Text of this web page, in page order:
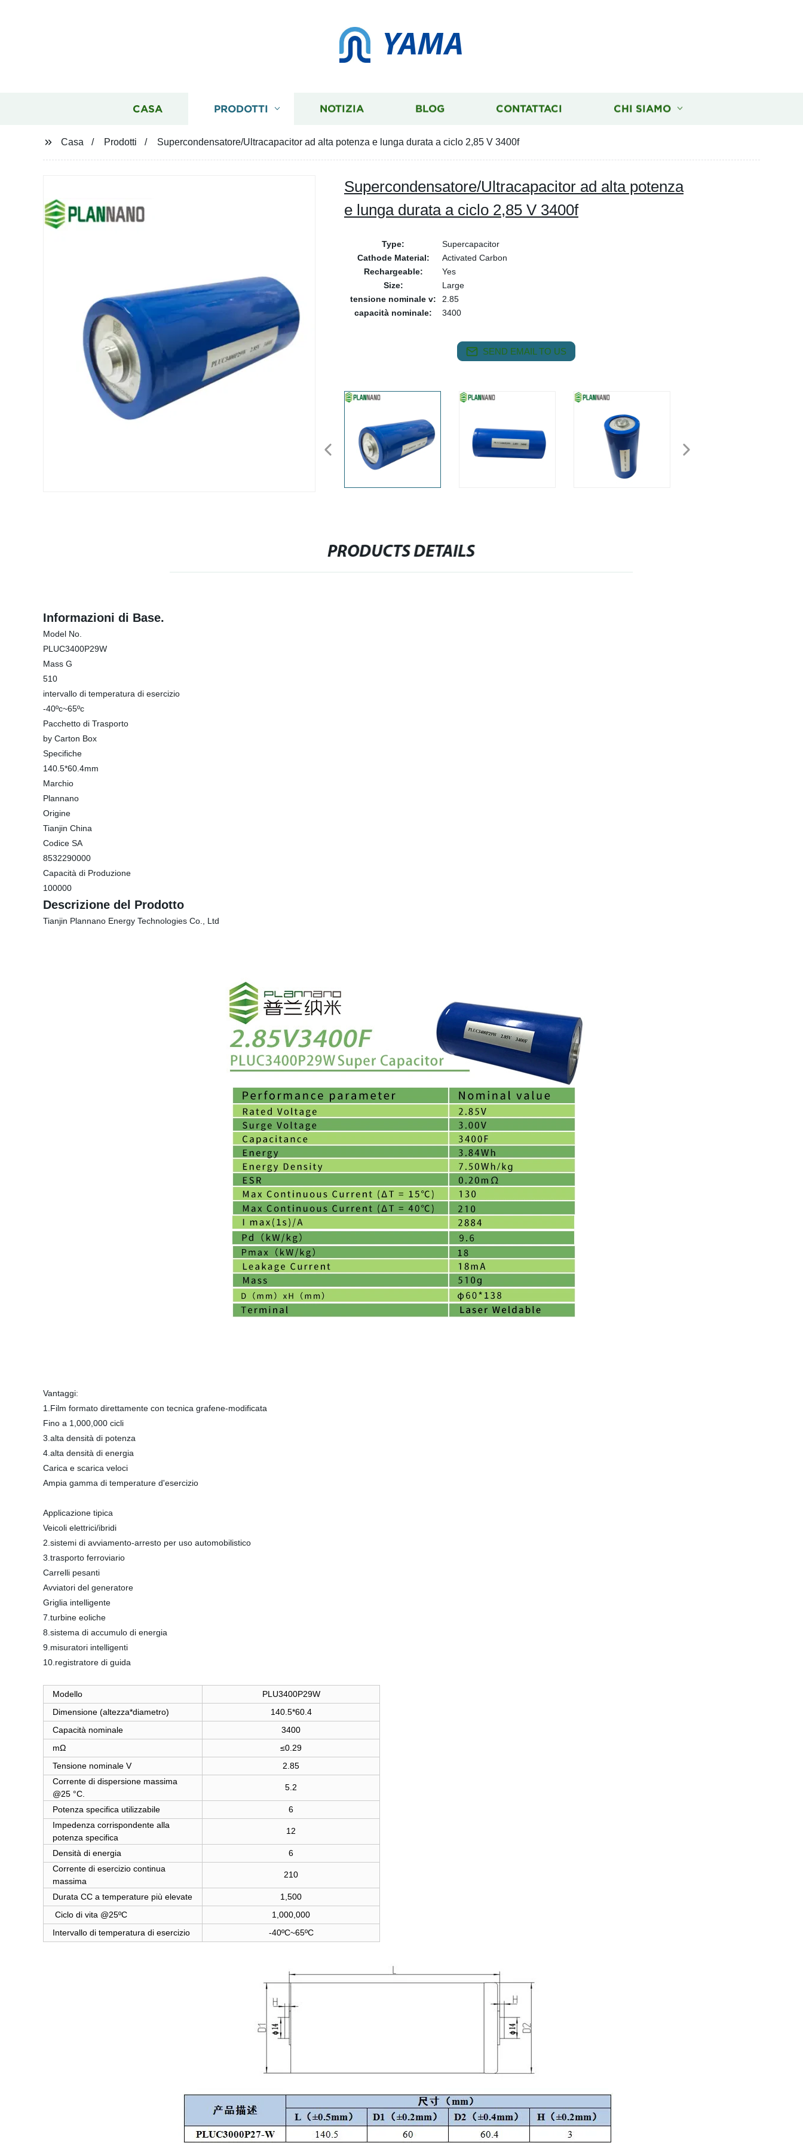
YAMA
CASA PRODOTTI NOTIZIA BLOG CONTATTACI CHI SIAMO
Casa Prodotti Supercondensatore/Ultracapacitor ad alta potenza e lunga durata a ciclo 2,85 V 3400f
Supercondensatore/Ultracapacitor ad alta potenza
e lunga durata a ciclo 2,85 V 3400f
Type:
Supercapacitor
Cathode Material:
Activated Carbon
Rechargeable:
Yes
Size:
Large
tensione nominale v:
2.85
capacità nominale:
3400
SEND EMAIL TO US
PRODUCTS DETAILS
Informazioni di Base.
Model No.
PLUC3400P29W
Mass G
510
intervallo di temperatura di esercizio
-40ºc~65ºc
Pacchetto di Trasporto
by Carton Box
Specifiche
140.5*60.4mm
Marchio
Plannano
Origine
Tianjin China
Codice SA
8532290000
Capacità di Produzione
100000
Descrizione del Prodotto
Tianjin Plannano Energy Technologies Co., Ltd
Vantaggi:
1.Film formato direttamente con tecnica grafene-modificata
Fino a 1,000,000 cicli
3.alta densità di potenza
4.alta densità di energia
Carica e scarica veloci
Ampia gamma di temperature d'esercizio
Applicazione tipica
Veicoli elettrici/ibridi
2.sistemi di avviamento-arresto per uso automobilistico
3.trasporto ferroviario
Carrelli pesanti
Avviatori del generatore
Griglia intelligente
7.turbine eoliche
8.sistema di accumulo di energia
9.misuratori intelligenti
10.registratore di guida
Modello
PLU3400P29W
Dimensione (altezza*diametro)
140.5*60.4
Capacità nominale
3400
mΩ
≤0.29
Tensione nominale V
2.85
Corrente di dispersione massima
@25 °C.
5.2
Potenza specifica utilizzabile
6
Impedenza corrispondente alla
potenza specifica
12
Densità di energia
6
Corrente di esercizio continua
massima
210
Durata CC a temperature più elevate
1,500
Ciclo di vita @25ºC
1,000,000
Intervallo di temperatura di esercizio
-40ºC~65ºC